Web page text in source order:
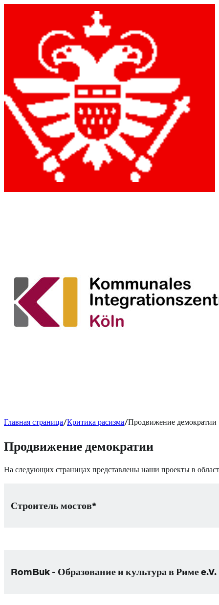
Главная страница Критика расизма Продвижение демократии
Продвижение демократии
На следующих страницах представлены наши проекты в
Строитель мостов*
RomBuk - Образование и культура в Риме e.V.